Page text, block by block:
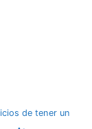
de tener un